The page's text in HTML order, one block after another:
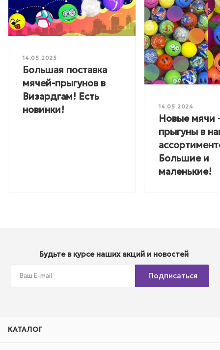
14.05.2025
Большая поставка
мячей-прыгунов в
Визардгам! Есть
новинки!
14.05.2024
Новые мячи
прыгуны в
Большие и
маленькие!
Будьте в курсе наших акций и новостей
Подписаться
КАТАЛОГ